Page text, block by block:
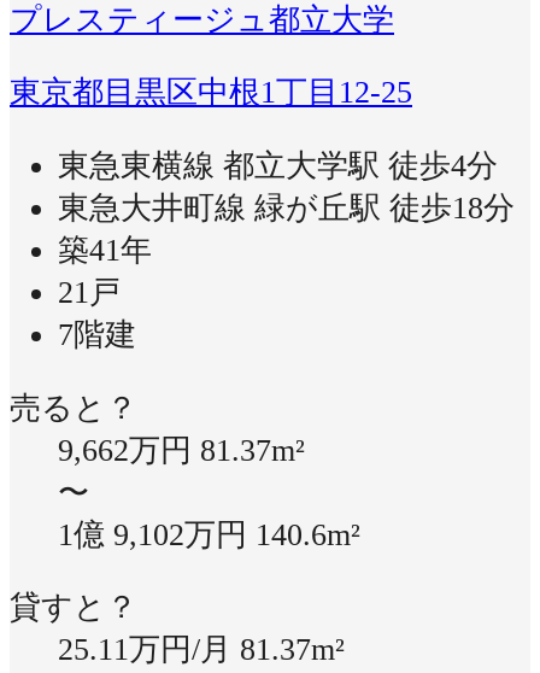
プレスティージュ都立大学
東京都目黒区中根1丁目12-25
東急東横線 都立大学駅 徒歩4分
東急大井町線 緑が丘駅 徒歩18分
築41年
21戸
7階建
売ると？
9,662万円 81.37m²
〜
1億 9,102万円 140.6m²
貸すと？
25.11万円/月 81.37m²